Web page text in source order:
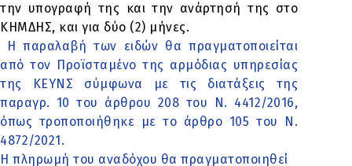
την υπογραφή της και την ανάρτησή της στο
ΚΗΜΔΗΣ, και για δύο (2) μήνες.
Η παραλαβή των ειδών θα πραγματοποιείται
από τον Προϊσταμένο της αρμόδιας υπηρεσίας
της ΚΕΥΝΣ σύμφωνα με τις διατάξεις της
παραγρ. 10 του άρθρου 208 του Ν. 4412/2016,
όπως τροποποιήθηκε με το άρθρο 105 του Ν.
4872/2021.
Η πληρωμή του αναδόχου θα πραγματοποιηθεί